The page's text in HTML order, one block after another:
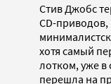
Стив Джобс
CD-
хотя самый
лотком, уже
перешла на